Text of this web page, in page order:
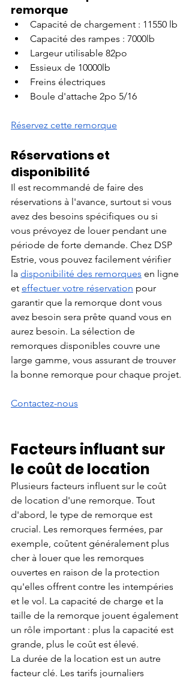
remorque
Capacité de chargement : 11550 lb
Capacité des rampes : 7000lb
Largeur utilisable 82po
Essieux de 10000lb
Freins électriques
Boule d'attache 2po 5/16
Réservez cette remorque
Réservations et
disponibilité
Il est recommandé de faire des
réservations à l'avance, surtout si vous
avez des besoins spécifiques ou si
vous prévoyez de louer pendant une
période de forte demande. Chez DSP
Estrie, vous pouvez facilement vérifier
la disponibilité des remorques en ligne
et effectuer votre réservation pour
garantir que la remorque dont vous
avez besoin sera prête quand vous en
aurez besoin. La sélection de
remorques disponibles couvre une
large gamme, vous assurant de trouver
la bonne remorque pour chaque projet.
Contactez-nous
Facteurs influant sur
le coût de location
Plusieurs facteurs influent sur le coût
de location d'une remorque. Tout
d'abord, le type de remorque est
crucial. Les remorques fermées, par
exemple, coûtent généralement plus
cher à louer que les remorques
ouvertes en raison de la protection
qu'elles offrent contre les intempéries
et le vol. La capacité de charge et la
taille de la remorque jouent également
un rôle important : plus la capacité est
grande, plus le coût est élevé.
La durée de la location est un autre
facteur clé. Les tarifs journaliers